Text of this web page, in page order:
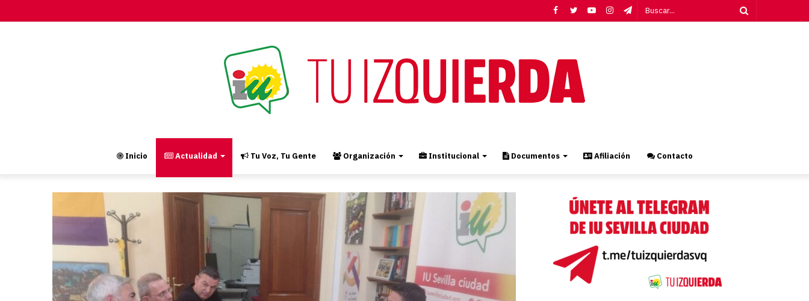
Telegram
Instagram
YouTube
Twitter
Facebook
Inicio Actualidad Tu Voz, Tu Gente Organización Institucional Documentos Afiliación Contacto